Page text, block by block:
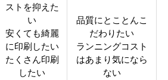
ストを抑えた
い
安くても綺麗
に印刷したい
たくさん印刷
したい
品質にとことんこ
だわりたい
ランニングコスト
はあまり気になら
ない